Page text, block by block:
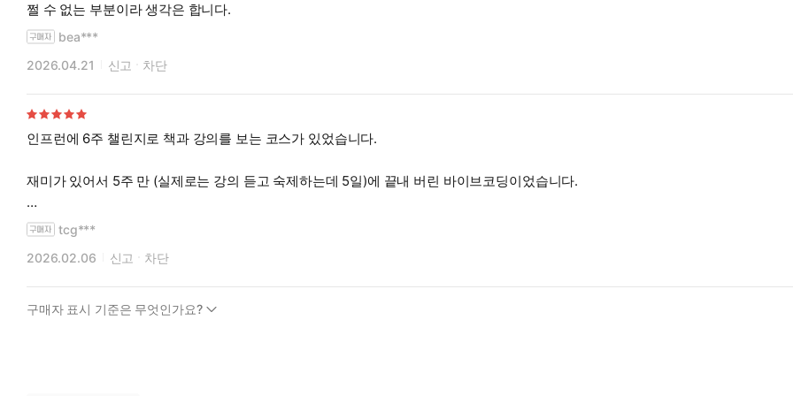
쩔 수 없는 부분이라 생각은 합니다.
bea***
2026.04.21
신고 차단
인프런에 6주 챌린지로 책과 강의를 보는 코스가 있었습니다.
재미가 있어서 5주 만 (실제로는 강의 듣고 숙제하는데 5일)에 끝내 버린 바이브코딩이었습니다.
코딩이나 AI를 잘 몰라도 책과 강의를 따라가다보면, "이게 되네!" 하는 순간과 만나게 됩니다. 그 끝에는 일취월장한 실력을 느끼게 됩
tcg***
2026.02.06
신고 차단
구매자 표시 기준은 무엇인가요?